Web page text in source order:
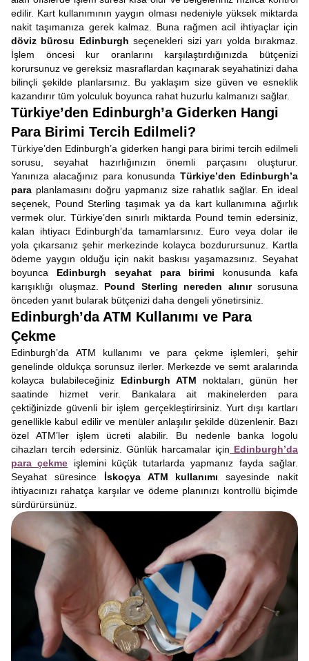
edilir. Kart kullanımının yaygın olması nedeniyle yüksek miktarda
nakit taşımanıza gerek kalmaz. Buna rağmen acil ihtiyaçlar için
döviz bürosu Edinburgh seçenekleri sizi yarı yolda bırakmaz.
İşlem öncesi kur oranlarını karşılaştırdığınızda bütçenizi
korursunuz ve gereksiz masraflardan kaçınarak seyahatinizi daha
bilinçli şekilde planlarsınız. Bu yaklaşım size güven ve esneklik
kazandırır tüm yolculuk boyunca rahat huzurlu kalmanızı sağlar.
Türkiye’den Edinburgh’a Giderken Hangi
Para Birimi Tercih Edilmeli?
Türkiye’den Edinburgh’a giderken hangi para birimi tercih edilmeli
sorusu, seyahat hazırlığınızın önemli parçasını oluşturur.
Yanınıza alacağınız para konusunda Türkiye’den Edinburgh’a
para planlamasını doğru yapmanız size rahatlık sağlar. En ideal
seçenek, Pound Sterling taşımak ya da kart kullanımına ağırlık
vermek olur. Türkiye’den sınırlı miktarda Pound temin edersiniz,
kalan ihtiyacı Edinburgh’da tamamlarsınız. Euro veya dolar ile
yola çıkarsanız şehir merkezinde kolayca bozdurursunuz. Kartla
ödeme yaygın olduğu için nakit baskısı yaşamazsınız. Seyahat
boyunca Edinburgh seyahat para birimi konusunda kafa
karışıklığı oluşmaz. Pound Sterling nereden alınırsorusuna
önceden yanıt bularak bütçenizi daha dengeli yönetirsiniz.
Edinburgh’da ATM Kullanımı ve Para
Çekme
Edinburgh’da ATM kullanımı ve para çekme işlemleri, şehir
genelinde oldukça sorunsuz ilerler. Merkezde ve semt aralarında
kolayca bulabileceğiniz Edinburgh ATM noktaları, günün her
saatinde hizmet verir. Bankalara ait makinelerden para
çektiğinizde güvenli bir işlem gerçekleştirirsiniz. Yurt dışı kartları
genellikle kabul edilir ve menüler anlaşılır şekilde düzenlenir. Bazı
özel ATM’ler işlem ücreti alabilir. Bu nedenle banka logolu
cihazları tercih edersiniz. Günlük harcamalar için Edinburgh’da
para çekme işlemini küçük tutarlarda yapmanız fayda sağlar.
Seyahat süresince İskoçya ATM kullanımısayesinde nakit
ihtiyacınızı rahatça karşılar ve ödeme planınızı kontrollü biçimde
sürdürürsünüz.